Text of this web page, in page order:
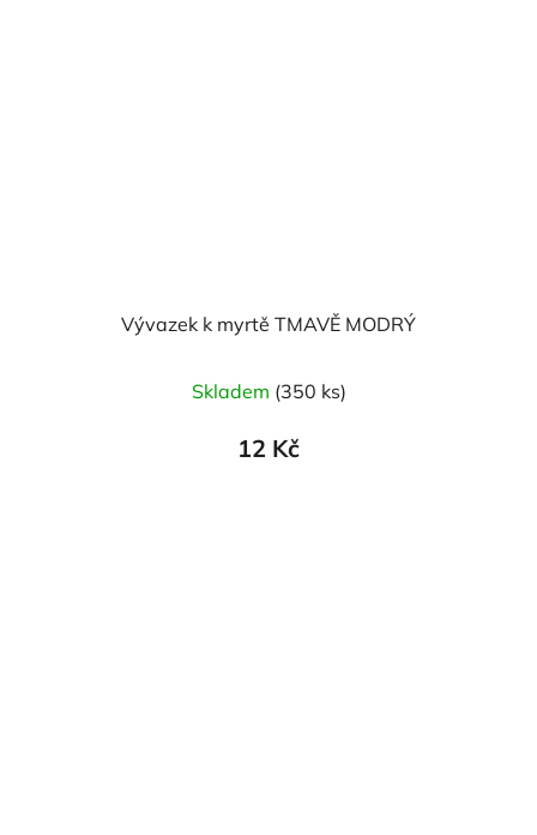
Vývazek k myrtě TMAVĚ MODRÝ
Skladem (350 ks)
12 Kč